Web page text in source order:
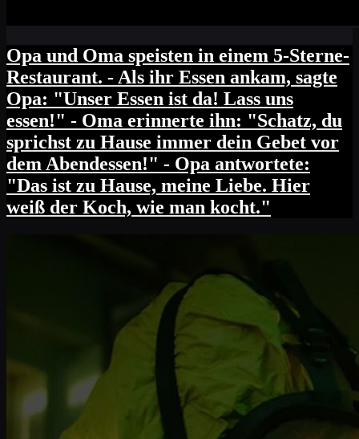
Opa und Oma speisten in einem 5-Sterne-
Restaurant. - Als ihr Essen ankam, sagte
Opa: "Unser Essen ist da! Lass uns
essen!" - Oma erinnerte ihn: "Schatz, du
sprichst zu Hause immer dein Gebet vor
dem Abendessen!" - Opa antwortete:
"Das ist zu Hause, meine Liebe. Hier
weiß der Koch, wie man kocht."